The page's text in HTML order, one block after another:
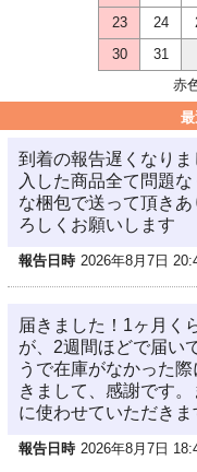
23
24
30
31
赤
到着の報告遅くなり
入した商品全て問題
な梱包で送って頂き
ろしくお願いします
報告日時 2026年8月7日
届きました！1ヶ月く
が、2週間ほどで届い
うで在庫がなかった
きまして、感謝です
に使わせていただきま
報告日時 2026年8月7日